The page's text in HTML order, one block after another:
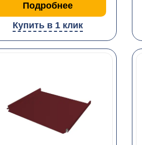
Подробнее
Купить в 1 клик